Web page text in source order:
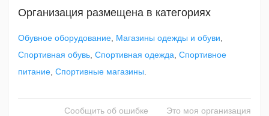
Организация размещена в категориях
Обувное оборудование Магазины одежды и обуви
Спортивная обувь Спортивная одежда Спортивное
питание Спортивные магазины
Сообщить об ошибке
Это моя организация